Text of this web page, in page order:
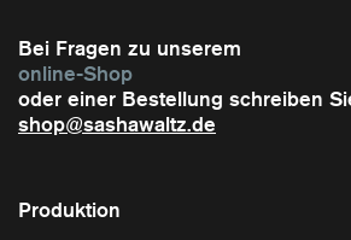
Bei Fragen zu unserem
online-Shop
oder einer Bestellung schreiben
shop@sashawaltz.de
Produktion